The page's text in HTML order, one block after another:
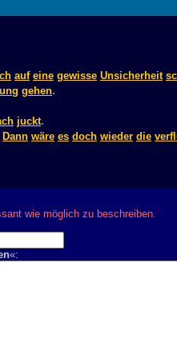
auf eine gewisse Unsicherheit
gehen.
juckt.
Dann wäre es doch wieder die
wie möglich zu beschreiben.
«: